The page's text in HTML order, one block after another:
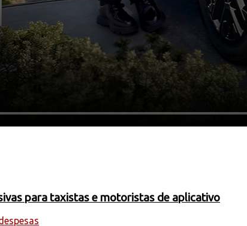
para taxistas e motoristas de aplicativo